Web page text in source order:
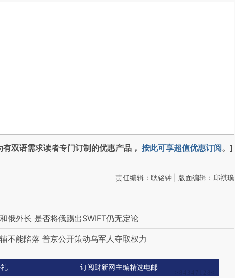
双语需求读者专门订制的优惠产品， 按此可享超值优惠订阅。]
责任编辑：耿铭钟 | 版面编辑：邱祺璞
俄外长 是否将俄踢出SWIFT仍无定论
不能陷落 普京公开策动乌军人夺取权力
订阅财新网主编精选电邮